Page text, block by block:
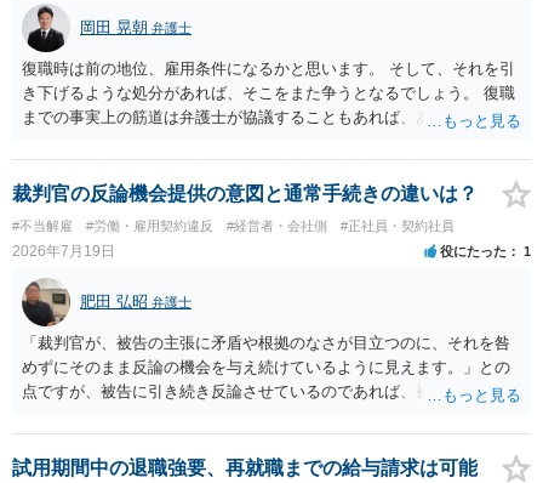
岡田 晃朝 弁護士
復職時は前の地位、雇用条件になるかと思います。 そして、それを引
き下げるような処分があれば、そこをまた争うとなるでしょう。 復職
までの事実上の筋道は弁護士が協議することもあれば、あなたがご自
ょうから、別途費用が発生することもありますが、出勤日時の設定く
らいならサービスでしてくれるかもしれません。
裁判官の反論機会提供の意図と通常手続きの違いは？
#不当解雇 #労働・雇用契約違反 #経営者・会社側 #正社員・契約社員
2026年7月19日 役にたった 1
肥田 弘昭 弁護士
「裁判官が、被告の主張に矛盾や根拠のなさが目立つのに、それを咎
めずにそのまま反論の機会を与え続けているように見えます。」との
点ですが、被告に引き続き反論させているのであれば、被告の主張が
くしている場合があります。被告がこれ以上ありませんと言えば終わ
るかと思います。ご参考にしてください。
試用期間中の退職強要、再就職までの給与請求は可能